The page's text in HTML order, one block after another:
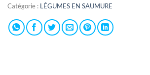
Catégorie : LÉGUMES EN SAUMURE